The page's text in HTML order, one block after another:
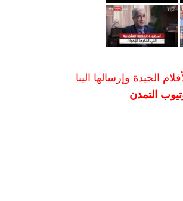
الجيدة وإرسالها الينا
التمدن